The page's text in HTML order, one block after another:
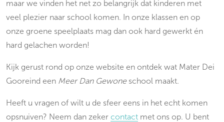
maar we vinden het net zo belangrijk dat kinderen met
veel plezier naar school komen. In onze klassen en op
onze groene speelplaats mag dan ook hard gewerkt én
hard gelachen worden!
Kijk gerust rond op onze website en ontdek wat Mater Dei
Gooreind een Meer Dan Gewoneschool maakt.
Heeft u vragen of wilt u de sfeer eens in het echt komen
opsnuiven? Neem dan zeker contact met ons op. U bent